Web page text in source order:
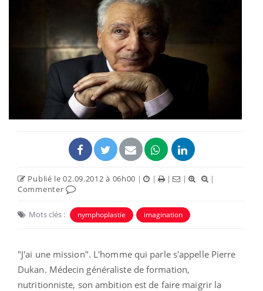
Publié le 02.09.2012 à 06h00 | | | |
|
Commenter
Mots clés : nymphoplastie imagination
"J'ai une mission". L'homme qui parle s'appelle Pierre
Dukan. Médecin généraliste de formation,
nutritionniste, son ambition est de faire maigrir la